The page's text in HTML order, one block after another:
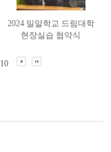
2024 밀알학교 드림대학
현장실습 협약식
10